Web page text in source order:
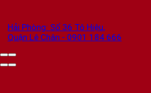
Hải Phòng: Số 36 Tô Hiệu,
Quận Lê Chân - 0901 184 666